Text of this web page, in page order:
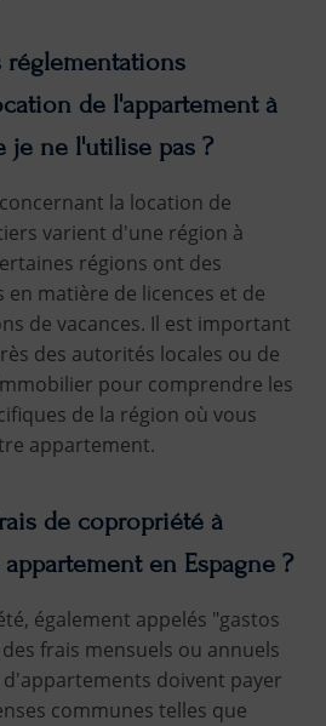
réglementations
de l'appartement à
je ne l'utilise pas ?
la location de
varient d'une région à
régions ont des
en matière de licences et de
de vacances. Il est important
des autorités locales ou de
pour comprendre les
de la région où vous
appartement.
de copropriété à
en Espagne ?
également appelés "gastos
frais mensuels ou annuels
doivent payer
communes telles que